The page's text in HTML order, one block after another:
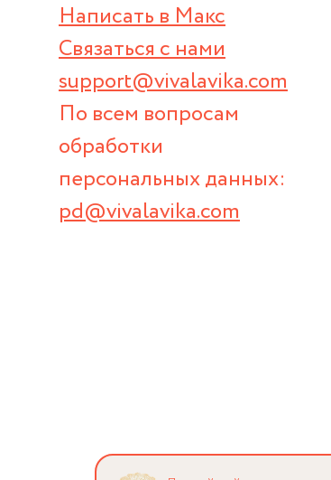
Написать в Макс
Связаться с нами
support@vivalavika.com
По всем вопросам
обработки
персональных данных:
pd@vivalavika.com